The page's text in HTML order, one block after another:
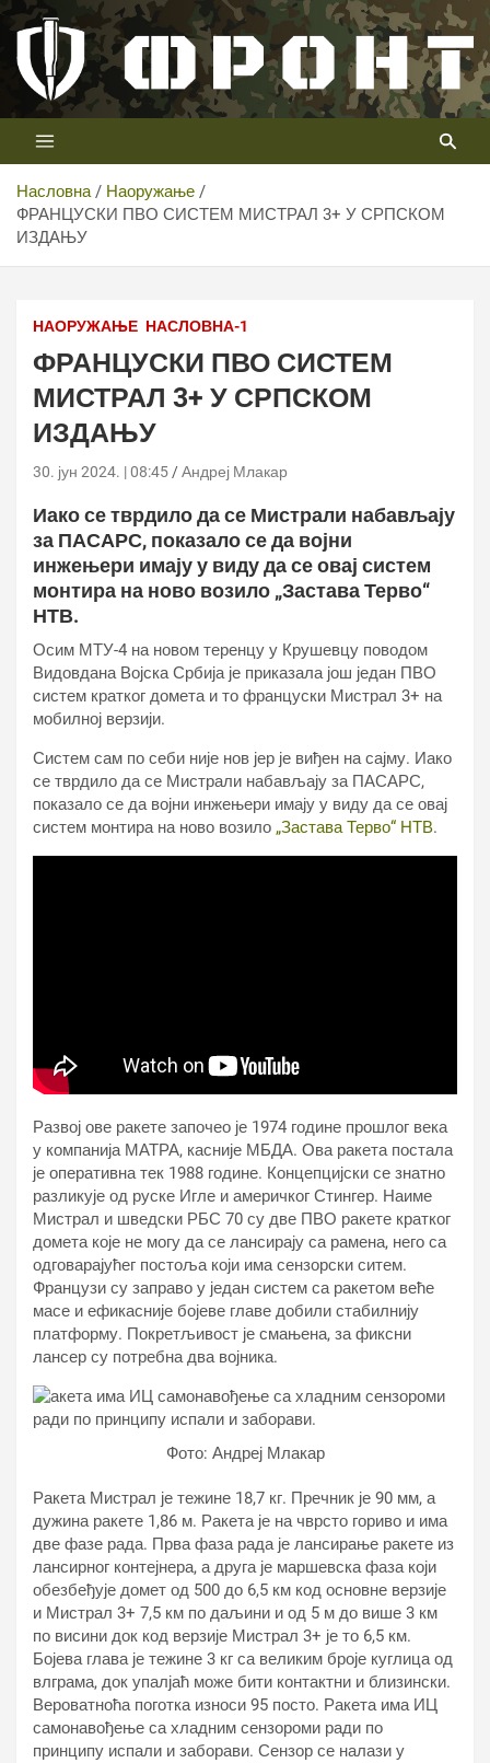
Скип
цонтент
Телевизија ФРОНТ
Први војни канал у Србији
Насловна
Наоружање
ФРАНЦУСКИ ПВО СИСТЕМ МИСТРАЛ 3+ У СРПСКОМ
ИЗДАЊУ
НАОРУЖАЊЕ НАСЛОВНА-1
ФРАНЦУСКИ ПВО СИСТЕМ
МИСТРАЛ 3+ У СРПСКОМ
ИЗДАЊУ
30. јун 2024. | 08:45 Андреј Млакар
Иако се тврдило да се Мистрали набављају
за ПАСАРС, показало се да војни
инжењери имају у виду да се овај систем
монтира на ново возило „Застава Терво“
НТВ.
Осим МТУ-4 на новом теренцу у Крушевцу поводом
Видовдана Војска Србија је приказала још један ПВО
систем кратког домета и то француски Мистрал 3+ на
мобилној верзији.
Систем сам по себи није нов јер је виђен на сајму. Иако
се тврдило да се Мистрали набављају за ПАСАРС,
показало се да војни инжењери имају у виду да се овај
систем монтира на ново возило „Застава Терво“ НТВ.
Развој ове ракете започео је 1974 године прошлог века
у компанија МАТРА, касније МБДА. Ова ракета постала
је оперативна тек 1988 године. Концепцијски се знатно
разликује од руске Игле и америчког Стингер. Наиме
Мистрал и шведски РБС 70 су две ПВО ракете кратког
домета које не могу да се лансирају са рамена, него са
одговарајућег постоља који има сензорски ситем.
Французи су заправо у један систем са ракетом веће
масе и ефикасније бојеве главе добили стабилнију
платформу. Покретљивост је смањена, за фиксни
лансер су потребна два војника.
Фото: Андреј Млакар
Ракета Мистрал је тежине 18,7 кг. Пречник је 90 мм, а
дужина ракете 1,86 м. Ракета је на чврсто гориво и има
две фазе рада. Прва фаза рада је лансирање ракете из
лансирног контејнера, а друга је маршевска фаза који
обезбеђује домет од 500 до 6,5 км код основне верзије
и Мистрал 3+ 7,5 км по даљини и од 5 м до више 3 км
по висини док код верзије Мистрал 3+ је то 6,5 км.
Бојева глава је тежине 3 кг са великим броје куглица од
влграма, док упалјаћ може бити контактни и близински.
Вероватноћа поготка износи 95 посто. Ракета има ИЦ
самонавођење са хладним сензороми ради по
принципу испали и заборави. Сензор се налази у